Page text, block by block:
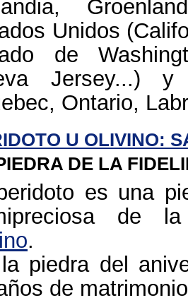
Unidos
de
Jersey...)
Ontario,
U OLIVINO:
DE LA
es una
de
.
piedra del
de